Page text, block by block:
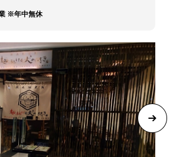
※年中無休